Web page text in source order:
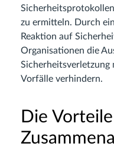
zu ermitteln. Durch
Reaktion auf
Organisationen die
Sicherheitsverletzung
Vorfälle verhindern.
Die